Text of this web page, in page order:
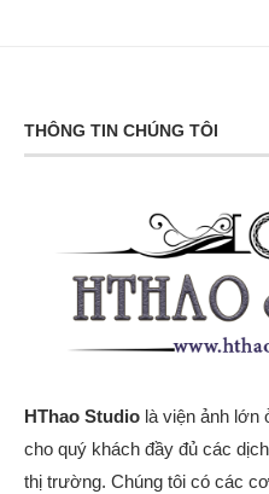
THÔNG TIN CHÚNG TÔI
HThao Studio là viện ảnh lớn
cho quý khách đầy đủ các
thị trường. Chúng tôi có các